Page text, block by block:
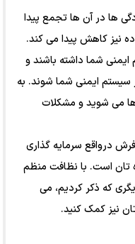
ها در آن ها تجمع پیدا
نیز کاهش پیدا می کند.
شما داشته باشند و
سیستم ایمنی شما شوند. به
ها می شوید و مشکلات
درواقع سرمایه گذاری
تان است. با نظافت منظم
که ذکر کردیم، می
نیز کمک کنید.